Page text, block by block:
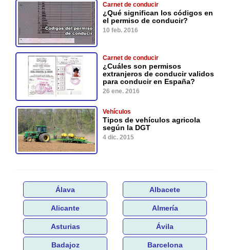
Carnet de conducir
¿Qué significan los códigos en
el permiso de conducir?
10 feb. 2016
Carnet de conducir
¿Cuáles son permisos
extranjeros de conducir validos
para conducir en España?
26 ene. 2016
Vehículos
Tipos de vehículos agricola
según la DGT
4 dic. 2015
Álava Albacete
Alicante Almería
Asturias Ávila
Badajoz Barcelona